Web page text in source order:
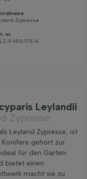
Zypresse
nr.
P-150-175-K
Leylandii
Zypresse
Leyland Zypresse, ist
Konifere gehört zur
für den Garten.
bietet einen
macht sie zu